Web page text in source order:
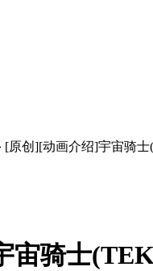
[原创][动画介绍]宇宙骑
宙骑士